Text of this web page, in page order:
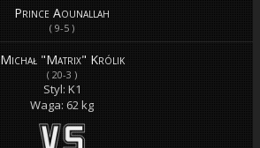
Prince Aounallah
( 9-5 )
Michał "Matrix" Królik
( 20-3 )
Styl: K1
Waga: 62 kg